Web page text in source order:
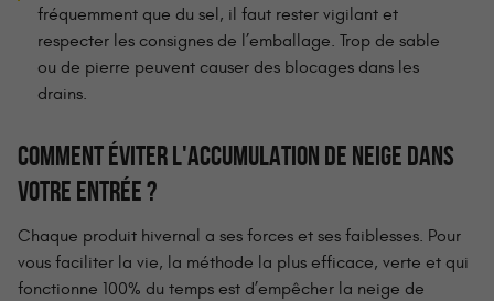
fréquemment que du sel, il faut rester vigilant et
respecter les consignes de l’emballage. Trop de sable
ou de pierre peuvent causer des blocages dans les
drains.
COMMENT ÉVITER L'ACCUMULATION DE NEIGE DANS
VOTRE ENTRÉE ?
Chaque produit hivernal a ses forces et ses faiblesses. Pour
vous faciliter la vie, la méthode la plus efficace, verte et qui
fonctionne 100% du temps est d’empêcher la neige de